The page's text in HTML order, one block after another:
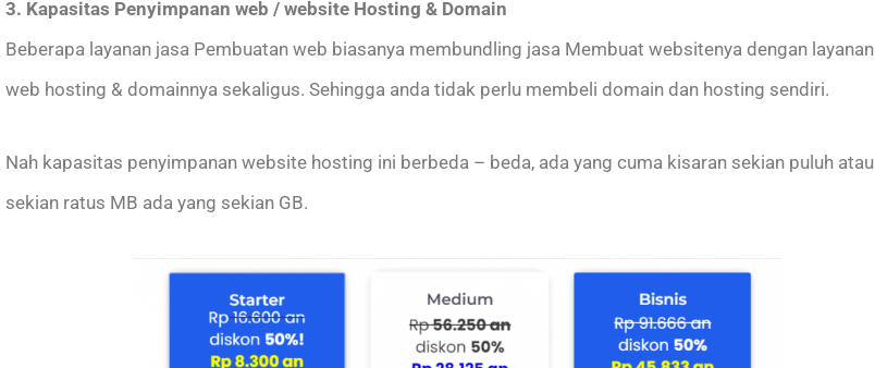
3. Kapasitas Penyimpanan web / website Hosting & Domain
Beberapa layanan jasa Pembuatan web biasanya membundling jasa Membuat websitenya dengan layanan
web hosting & domainnya sekaligus. Sehingga anda tidak perlu membeli domain dan hosting sendiri.
Nah kapasitas penyimpanan website hosting ini berbeda – beda, ada yang cuma kisaran sekian puluh atau
sekian ratus MB ada yang sekian GB.